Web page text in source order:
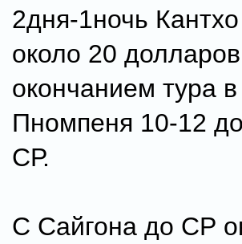
2дня-1ночь
около 20
окончанием тура
Пномпеня 10-12
СР.
С Сайгона до СР